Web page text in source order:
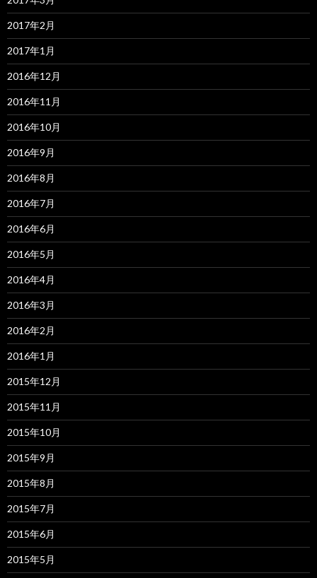
2017年2月
2017年1月
2016年12月
2016年11月
2016年10月
2016年9月
2016年8月
2016年7月
2016年6月
2016年5月
2016年4月
2016年3月
2016年2月
2016年1月
2015年12月
2015年11月
2015年10月
2015年9月
2015年8月
2015年7月
2015年6月
2015年5月